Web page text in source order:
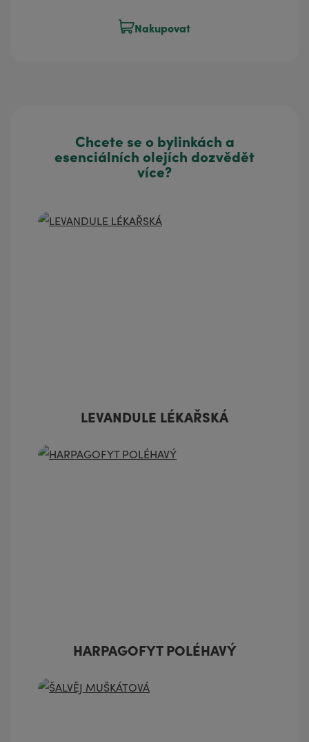
Nakupovat
Chcete se o bylinkách a
esenciálních olejích dozvědět
více?
LEVANDULE LÉKAŘSKÁ
HARPAGOFYT POLÉHAVÝ